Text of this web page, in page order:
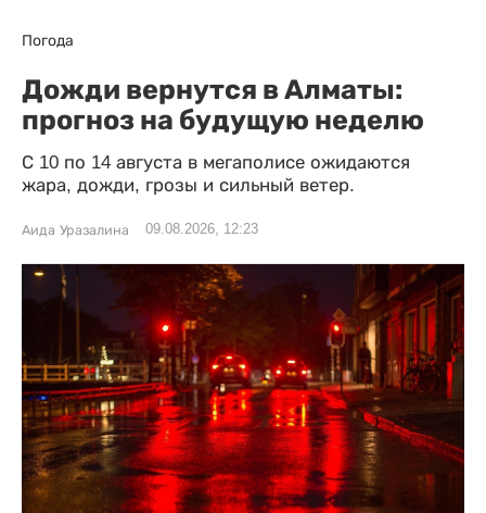
Погода
Дожди вернутся в Алматы:
прогноз на будущую неделю
С 10 по 14 августа в мегаполисе ожидаются
жара, дожди, грозы и сильный ветер.
Аида Уразалина 09.08.2026, 12:23